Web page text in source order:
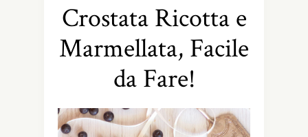
Crostata Ricotta e
Marmellata, Facile
da Fare!